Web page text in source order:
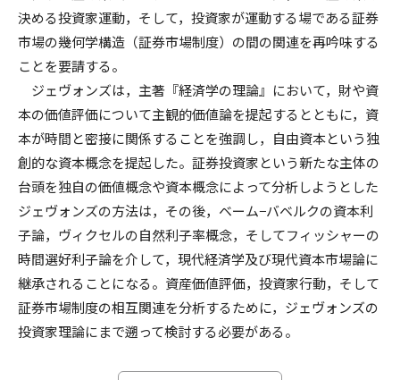
決める投資家運動，そして，投資家が運動する場である証券
市場の幾何学構造（証券市場制度）の間の関連を再吟味する
ことを要請する。
ジェヴォンズは，主著『経済学の理論』において，財や資
本の価値評価について主観的価値論を提起するとともに，資
本が時間と密接に関係することを強調し，自由資本という独
創的な資本概念を提起した。証券投資家という新たな主体の
台頭を独自の価値概念や資本概念によって分析しようとした
ジェヴォンズの方法は，その後，ベーム−バベルクの資本利
子論，ヴィクセルの自然利子率概念，そしてフィッシャーの
時間選好利子論を介して，現代経済学及び現代資本市場論に
継承されることになる。資産価値評価，投資家行動，そして
証券市場制度の相互関連を分析するために，ジェヴォンズの
投資家理論にまで遡って検討する必要がある。